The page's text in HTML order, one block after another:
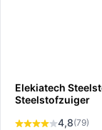
Elekiatech
Steelstofzuiger
4,8(79)